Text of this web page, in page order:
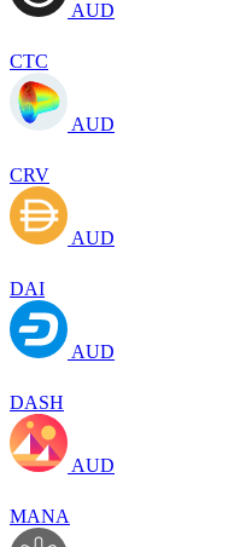
AUD
CTC
AUD
CRV
AUD
DAI
AUD
DASH
AUD
MANA